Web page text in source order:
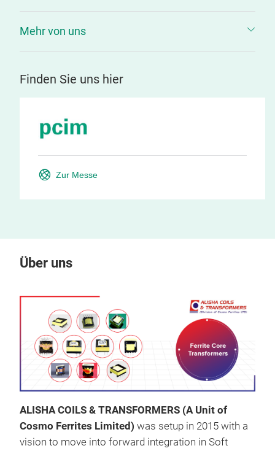
Mehr von uns
Finden Sie uns hier
Zur Messe
Über uns
ALISHA COILS & TRANSFORMERS (A Unit of
Cosmo Ferrites Limited) was setup in 2015 with a
vision to move into forward integration in Soft